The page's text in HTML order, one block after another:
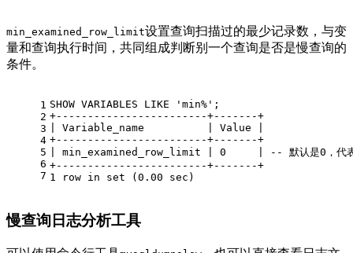
min_examined_row_limit设置查询扫描过的最少记录数，与变
量和查询执行时间，共同组成判断别一个查询是否是慢查询的
条件。
1
2
3
4
5
6
7
SHOW VARIABLES LIKE 'min%' ;
+------------------------+-------+
Variable_name Value
+------------------------+-------+
min_examined_row_limit 0
-- 默认是0，代
+------------------------+-------+
1
row in set ( 0.00 sec)
慢查询日志分析工具